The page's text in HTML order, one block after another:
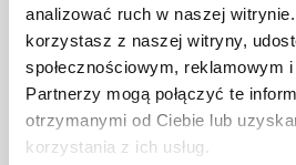
analizować ruch w naszej
korzystasz z naszej witryny,
społecznościowym, reklamowym
Partnerzy mogą połączyć te
otrzymanymi od Ciebie lub
korzystania z ich usług.
KTO EGZEKWUJE PRAWO
Prawo wodne to dość
ustawodawstwie polskim. Na